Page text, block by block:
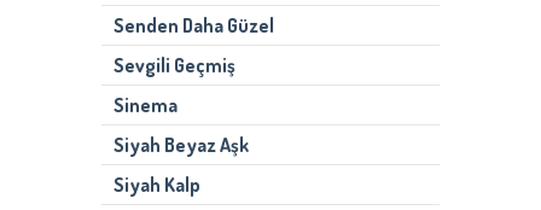
Senden Daha Güzel
Sevgili Geçmiş
Sinema
Siyah Beyaz Aşk
Siyah Kalp